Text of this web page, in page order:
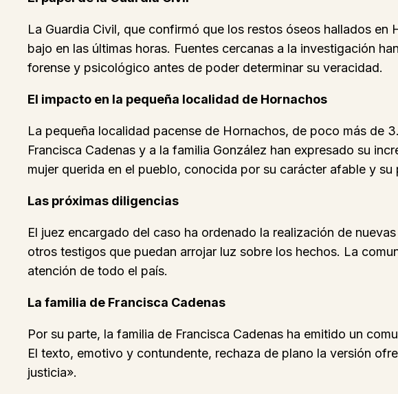
La Guardia Civil, que confirmó que los restos óseos hallados
bajo en las últimas horas. Fuentes cercanas a la investigación
forense y psicológico antes de poder determinar su veracidad.
El impacto en la pequeña localidad de Hornachos
La pequeña localidad pacense de Hornachos, de poco más de
Francisca Cadenas y a la familia González han expresado su
mujer querida en el pueblo, conocida por su carácter afable y
Las próximas diligencias
El juez encargado del caso ha ordenado la realización de
otros testigos que puedan arrojar luz sobre los hechos. La
atención de todo el país.
La familia de Francisca Cadenas
Por su parte, la familia de Francisca Cadenas ha emitido un
El texto, emotivo y contundente, rechaza de plano la versión
justicia».